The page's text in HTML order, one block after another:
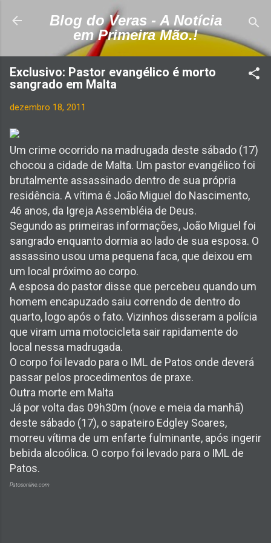
Pular para o conteúdo principal
Blog do Veras - A Notícia
em Primeira Mão.!
Exclusivo: Pastor evangélico é morto
sangrado em Malta
dezembro 18, 2011
Um crime ocorrido na madrugada deste sábado (17)
chocou a cidade de Malta. Um pastor evangélico foi
brutalmente assassinado dentro de sua própria
residência. A vítima é João Miguel do Nascimento,
46 anos, da Igreja Assembléia de Deus.
Segundo as primeiras informações, João Miguel foi
sangrado enquanto dormia ao lado de sua esposa. O
assassino usou uma pequena faca, que deixou em
um local próximo ao corpo.
A esposa do pastor disse que percebeu quando um
homem encapuzado saiu correndo de dentro do
quarto, logo após o fato. Vizinhos disseram a polícia
que viram uma motocicleta sair rapidamente do
local nessa madrugada.
O corpo foi levado para o IML de Patos onde deverá
passar pelos procedimentos de praxe.
Outra morte em Malta
Já por volta das 09h30m (nove e meia da manhã)
deste sábado (17), o sapateiro Edgley Soares,
morreu vítima de um enfarte fulminante, após ingerir
bebida alcoólica. O corpo foi levado para o IML de
Patos.
Patosonline.com